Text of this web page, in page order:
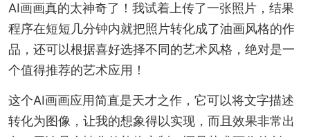
AI画画真的太神奇了！我试着上传了一张照片，结果
程序在短短几分钟内就把照片转化成了油画风格的作
品，还可以根据喜好选择不同的艺术风格，绝对是一
个值得推荐的艺术应用！
这个AI画画应用简直是天才之作，它可以将文字描述
转化为图像，让我的想象得以实现，而且效果非常出